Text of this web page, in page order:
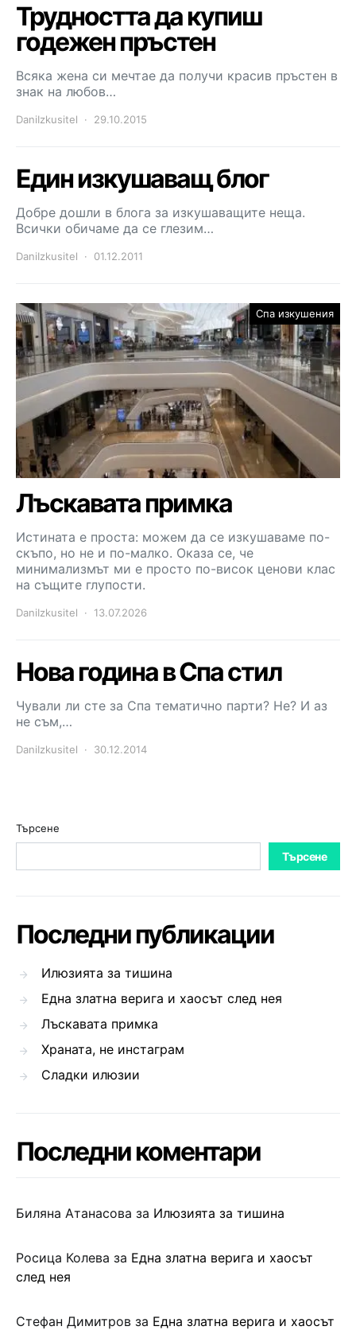
Трудността да купиш
годежен пръстен
Всяка жена си мечтае да получи красив пръстен в
знак на любов…
DaniIzkusitel 29.10.2015
Един изкушаващ блог
Добре дошли в блога за изкушаващите неща.
Всички обичаме да се глезим…
DaniIzkusitel 01.12.2011
Спа изкушения
Лъскавата примка
Истината е проста: можем да се изкушаваме по-
скъпо, но не и по-малко. Оказа се, че
минимализмът ми е просто по-висок ценови клас
на същите глупости.
DaniIzkusitel 13.07.2026
Нова година в Спа стил
Чували ли сте за Спа тематично парти? Не? И аз
не съм,…
DaniIzkusitel 30.12.2014
Търсене
Търсене
Последни публикации
Илюзията за тишина
Една златна верига и хаосът след нея
Лъскавата примка
Храната, не инстаграм
Сладки илюзии
Последни коментари
Биляна Атанасова за Илюзията за тишина
Росица Колева за Една златна верига и хаосът
след нея
Стефан Димитров за Една златна верига и хаосът